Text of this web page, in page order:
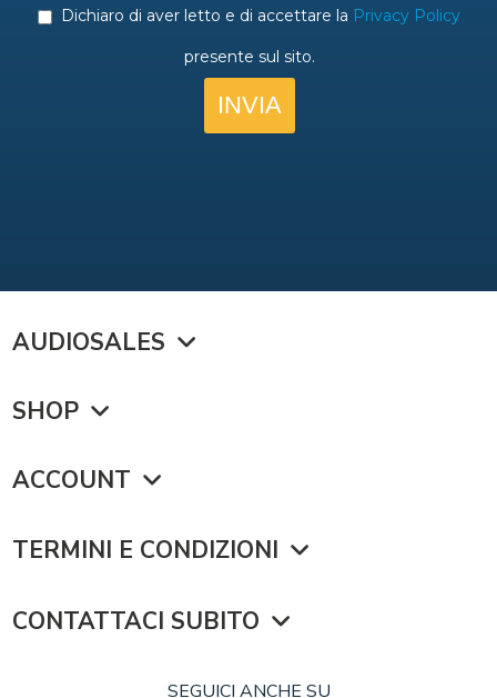
AUDIOSALES
SHOP
ACCOUNT
TERMINI E CONDIZIONI
CONTATTACI SUBITO
SEGUICI ANCHE SU